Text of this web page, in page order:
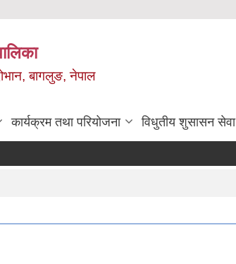
बागलुङ, नेपाल
कार्यक्रम तथा परियोजना विधुतीय शुसासन सेवा